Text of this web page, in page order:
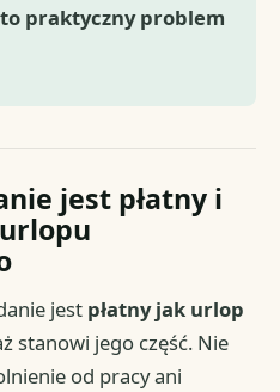
praktyczny problem
jest płatny i
jest płatny jak urlop
stanowi jego część. Nie
od pracy ani